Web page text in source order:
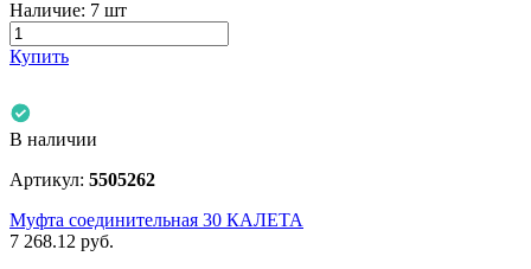
Наличие: 7 шт
Купить
В наличии
Артикул: 5505262
Муфта соединительная 30 КАЛЕТА
7 268.12 руб.